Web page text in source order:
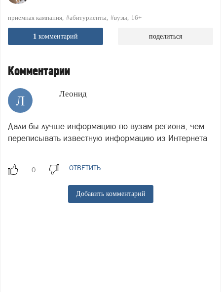
приемная кампания #абитуриенты #вузы 16+
1 комментарий поделиться
Комментарии
Л Леонид
Дали бы лучше информацию по вузам региона, чем
переписывать известную информацию из Интернета
ОТВЕТИТЬ
Добавить комментарий